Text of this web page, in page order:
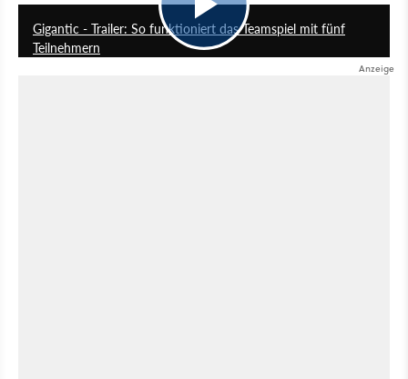
Gigantic - Trailer: So funktioniert das Teamspiel mit fünf
Teilnehmern